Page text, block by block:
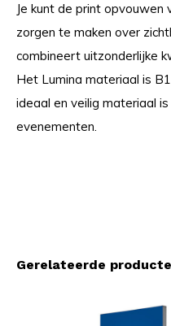
Je kunt de print
zorgen te maken over
combineert uitzonderlijke
Het Lumina materiaal is
ideaal en veilig materiaal
evenementen.
Gerelateerde